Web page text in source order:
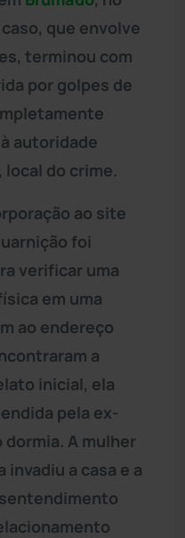
que envolve
terminou com
por golpes de
autoridade
local do crime.
ao site
foi
verificar uma
em uma
ao endereço
a
inicial, ela
pela ex-
A mulher
a casa e a